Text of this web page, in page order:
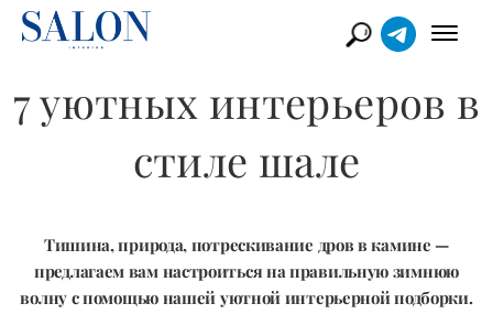
7 уютных интерьеров в
стиле шале
Тишина, природа, потрескивание дров в камине —
предлагаем вам настроиться на правильную зимнюю
волну с помощью нашей уютной интерьерной подборки.